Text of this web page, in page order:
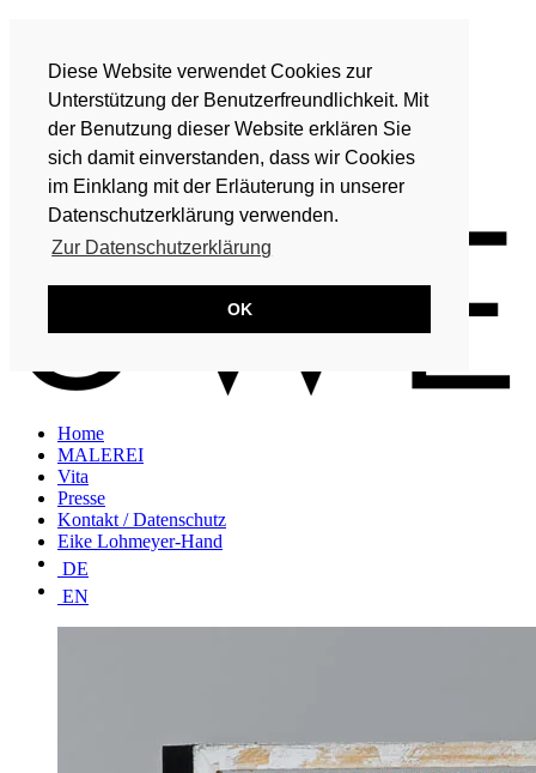
Diese Website verwendet Cookies zur
Unterstützung der Benutzerfreundlichkeit. Mit
der Benutzung dieser Website erklären Sie
sich damit einverstanden, dass wir Cookies
im Einklang mit der Erläuterung in unserer
Datenschutzerklärung verwenden.
Zur Datenschutzerklärung
OK
Vita
Presse
Kontakt / Datenschutz
Eike Lohmeyer-Hand
DE
EN
Home
MALEREI
Vita
Presse
Kontakt / Datenschutz
Eike Lohmeyer-Hand
DE
EN